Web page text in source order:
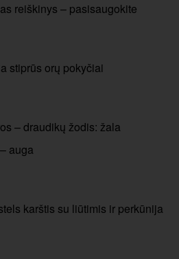
reiškinys – pasisaugokite
stiprūs orų pokyčiai
– draudikų žodis: žala
auga
karštis su liūtimis ir perkūnija